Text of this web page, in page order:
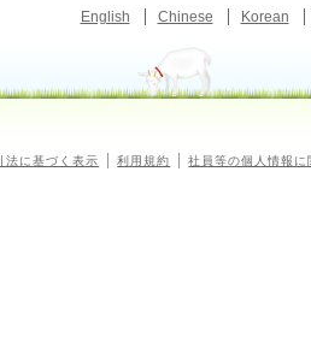
English Chinese Korean
法に基づく表示 利用規約 社員等の個人情報